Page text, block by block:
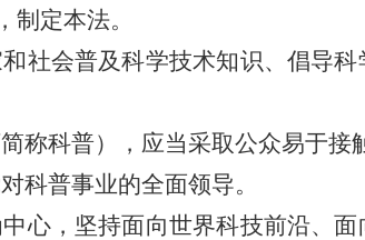
定本法。
社会普及科学技术知识、倡导科
称科普），应当采取公众易于接
普事业的全面领导。
心，坚持面向世界科技前沿、